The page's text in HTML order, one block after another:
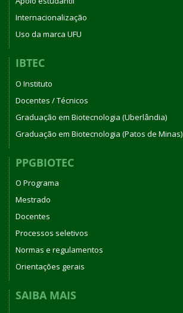
Internacionalização
Uso da marca UFU
IBTEC
O Instituto
Docentes / Técnicos
Graduação em Biotecnologia (Uberlândia)
Graduação em Biotecnologia (Patos de Minas)
PPGBIOTEC
O Programa
Mestrado
Docentes
Processos seletivos
Normas e regulamentos
Orientações gerais
SAIBA MAIS